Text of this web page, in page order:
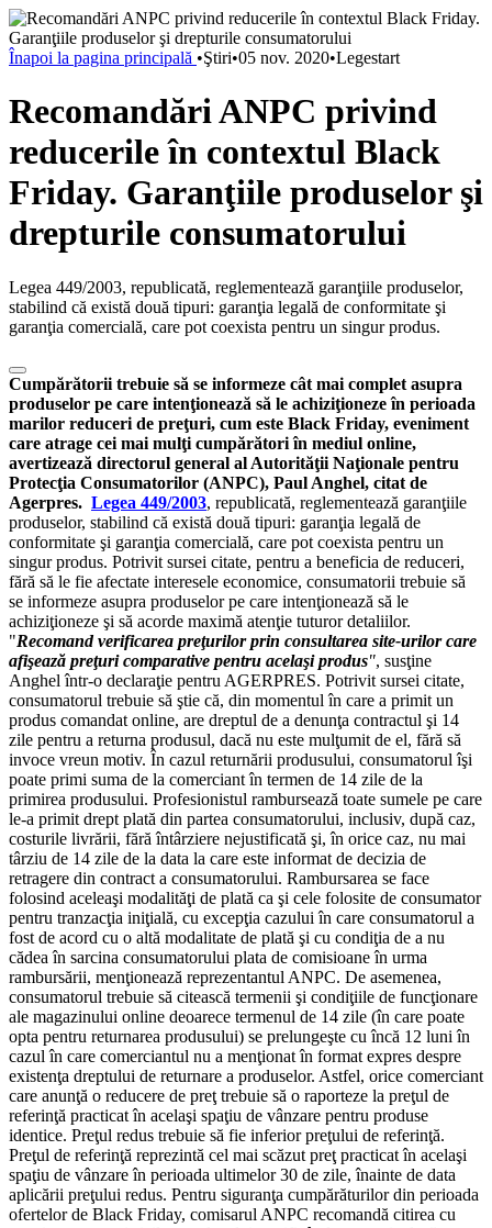
Înapoi la pagina principală •Ştiri•05 nov. 2020•Legestart
Recomandări ANPC privind
reducerile în contextul Black
Friday. Garanţiile produselor şi
drepturile consumatorului
Legea 449/2003, republicată, reglementează garanţiile produselor,
stabilind că există două tipuri: garanţia legală de conformitate şi
garanţia comercială, care pot coexista pentru un singur produs.
Cumpărătorii trebuie să se informeze cât mai complet asupra
produselor pe care intenţionează să le achiziţioneze în perioada
marilor reduceri de preţuri, cum este Black Friday, eveniment
care atrage cei mai mulţi cumpărători în mediul online,
avertizează directorul general al Autorităţii Naţionale pentru
Protecţia Consumatorilor (ANPC), Paul Anghel, citat de
Agerpres. Legea 449/2003, republicată, reglementează garanţiile
produselor, stabilind că există două tipuri: garanţia legală de
conformitate şi garanţia comercială, care pot coexista pentru un
singur produs. Potrivit sursei citate, pentru a beneficia de reduceri,
fără să le fie afectate interesele economice, consumatorii trebuie să
se informeze asupra produselor pe care intenţionează să le
achiziţioneze şi să acorde maximă atenţie tuturor detaliilor.
"Recomand verificarea preţurilor prin consultarea site-urilor care
afişează preţuri comparative pentru acelaşi produs", susţine
Anghel într-o declaraţie pentru AGERPRES. Potrivit sursei citate,
consumatorul trebuie să ştie că, din momentul în care a primit un
produs comandat online, are dreptul de a denunţa contractul şi 14
zile pentru a returna produsul, dacă nu este mulţumit de el, fără să
invoce vreun motiv. În cazul returnării produsului, consumatorul îşi
poate primi suma de la comerciant în termen de 14 zile de la
primirea produsului. Profesionistul rambursează toate sumele pe care
le-a primit drept plată din partea consumatorului, inclusiv, după caz,
costurile livrării, fără întârziere nejustificată şi, în orice caz, nu mai
târziu de 14 zile de la data la care este informat de decizia de
retragere din contract a consumatorului. Rambursarea se face
folosind aceleaşi modalităţi de plată ca şi cele folosite de consumator
pentru tranzacţia iniţială, cu excepţia cazului în care consumatorul a
fost de acord cu o altă modalitate de plată şi cu condiţia de a nu
cădea în sarcina consumatorului plata de comisioane în urma
rambursării, menţionează reprezentantul ANPC. De asemenea,
consumatorul trebuie să citească termenii şi condiţiile de funcţionare
ale magazinului online deoarece termenul de 14 zile (în care poate
opta pentru returnarea produsului) se prelungeşte cu încă 12 luni în
cazul în care comerciantul nu a menţionat în format expres despre
existenţa dreptului de returnare a produselor. Astfel, orice comerciant
care anunţă o reducere de preţ trebuie să o raporteze la preţul de
referinţă practicat în acelaşi spaţiu de vânzare pentru produse
identice. Preţul redus trebuie să fie inferior preţului de referinţă.
Preţul de referinţă reprezintă cel mai scăzut preţ practicat în acelaşi
spaţiu de vânzare în perioada ultimelor 30 de zile, înainte de data
aplicării preţului redus. Pentru siguranţa cumpărăturilor din perioada
ofertelor de Black Friday, comisarul ANPC recomandă citirea cu